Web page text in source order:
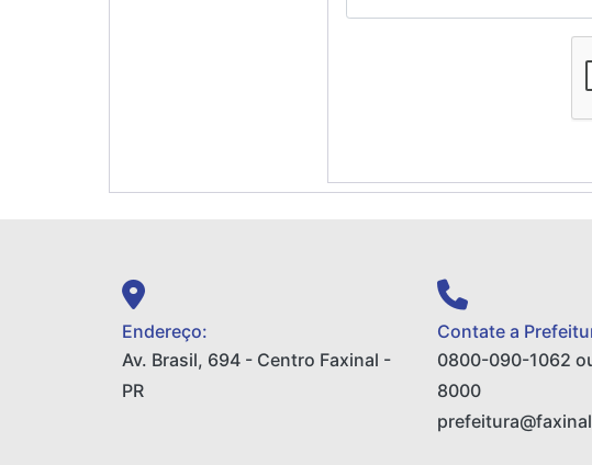
Endereço:
Av. Brasil, 694 - Centro Faxinal -
PR
Contate a
0800-090-1062
8000